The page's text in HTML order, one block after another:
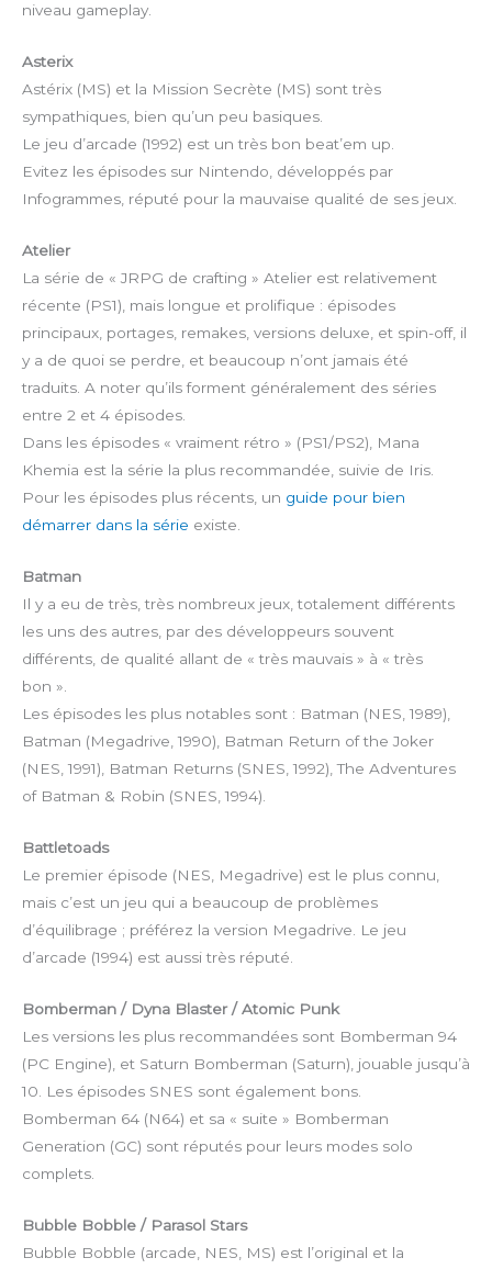
niveau gameplay.
Asterix
Astérix (MS) et la Mission Secrète (MS) sont très
sympathiques, bien qu’un peu basiques.
Le jeu d’arcade (1992) est un très bon beat’em up.
Evitez les épisodes sur Nintendo, développés par
Infogrammes, réputé pour la mauvaise qualité de ses jeux.
Atelier
La série de « JRPG de crafting » Atelier est relativement
récente (PS1), mais longue et prolifique : épisodes
principaux, portages, remakes, versions deluxe, et spin-off, il
y a de quoi se perdre, et beaucoup n’ont jamais été
traduits. A noter qu’ils forment généralement des séries
entre 2 et 4 épisodes.
Dans les épisodes « vraiment rétro » (PS1/PS2), Mana
Khemia est la série la plus recommandée, suivie de Iris.
Pour les épisodes plus récents, un guide pour bien
démarrer dans la série existe.
Batman
Il y a eu de très, très nombreux jeux, totalement différents
les uns des autres, par des développeurs souvent
différents, de qualité allant de « très mauvais » à « très
bon ».
Les épisodes les plus notables sont : Batman (NES, 1989),
Batman (Megadrive, 1990), Batman Return of the Joker
(NES, 1991), Batman Returns (SNES, 1992), The Adventures
of Batman & Robin (SNES, 1994).
Battletoads
Le premier épisode (NES, Megadrive) est le plus connu,
mais c’est un jeu qui a beaucoup de problèmes
d’équilibrage ; préférez la version Megadrive. Le jeu
d’arcade (1994) est aussi très réputé.
Bomberman / Dyna Blaster / Atomic Punk
Les versions les plus recommandées sont Bomberman 94
(PC Engine), et Saturn Bomberman (Saturn), jouable jusqu’à
10. Les épisodes SNES sont également bons.
Bomberman 64 (N64) et sa « suite » Bomberman
Generation (GC) sont réputés pour leurs modes solo
complets.
Bubble Bobble / Parasol Stars
Bubble Bobble (arcade, NES, MS) est l’original et la